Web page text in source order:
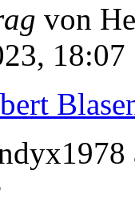
von
18:07